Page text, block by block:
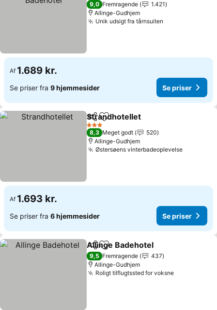
9,0 Fremragende
1.421
Allinge-Gudhjem
Unik udsigt fra tårnsuiten
Af 1.689 kr.
Se priser fra 9 hjemmesider Se priser
Del Føj til favoritter
Strandhotellet
3 Stjerner
8,3 Meget godt
520
Allinge-Gudhjem
Østersøens vinterbadeoplevelseSe priser
Af 1.693 kr.
Se priser fra 6 hjemmesider Se priser
Del Føj til favoritter
Allinge Badehotel
9,5 Fremragende
437
Allinge-Gudhjem
Roligt tilflugtssted for voksneSe priser